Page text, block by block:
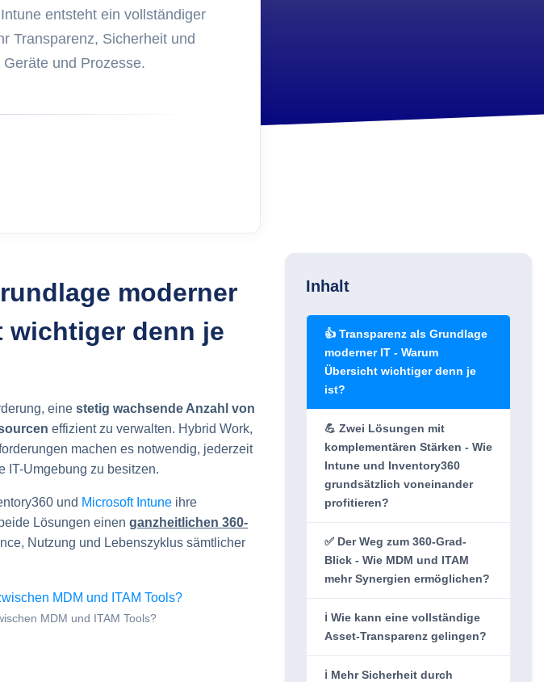
Was sind Assets?
Digitalisierung
entsteht ein vollständiger
Transparenz, Sicherheit und
und Prozesse.
moderner
wichtiger denn je
eine stetig wachsende Anzahl von
effizient zu verwalten. Hybrid Work,
machen es notwendig, jederzeit
IT-Umgebung zu besitzen.
und Microsoft Intune ihre
Lösungen einen ganzheitlichen 360-
Nutzung und Lebenszyklus sämtlicher
MDM und ITAM Tools?
Inhalt
👍 Transparenz als Grundlage
moderner IT - Warum
Übersicht wichtiger denn je
ist?
💪 Zwei Lösungen mit
komplementären Stärken - Wie
Intune und Inventory360
grundsätzlich voneinander
profitieren?
✅ Der Weg zum 360-Grad-
Blick - Wie MDM und ITAM
mehr Synergien ermöglichen?
ℹ️ Wie kann eine vollständige
Asset-Transparenz gelingen?
ℹ️ Mehr Sicherheit durch